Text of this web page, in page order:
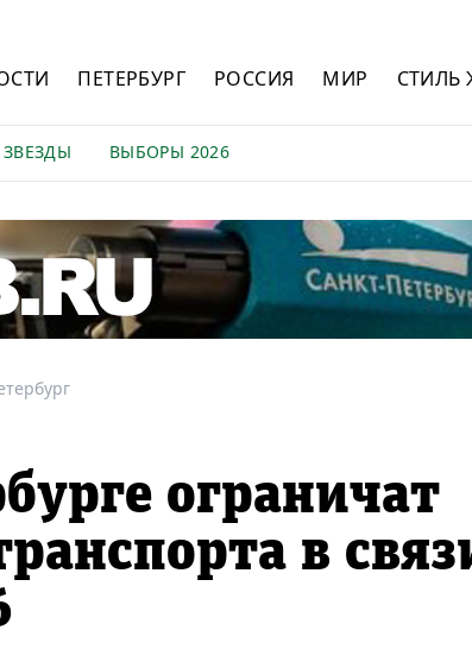
ПЕТЕРБУРГ РОССИЯ МИР СТИЛЬ
ЗВЕЗДЫ ВЫБОРЫ 2026
ограничат
в